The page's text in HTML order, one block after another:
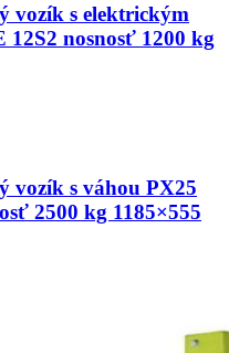
vozík s elektrickým
nosnosť 1200 kg
vozík s váhou PX25
2500 kg 1185×555